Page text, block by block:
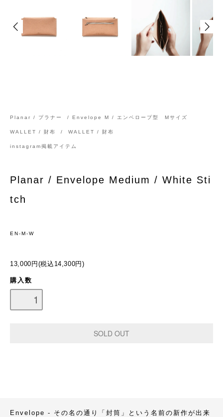
Planar / プラナー / Envelope M / エンベロープ型 Mサイズ
WALLET / 財布 / WALLET / 財布
instagram掲載アイテム
Planar / Envelope Medium / White Sti
tch
EN-M-W
13,000円(税込14,300円)
購入数
Envelope - その名の通り「封筒」という名前の新作が出来